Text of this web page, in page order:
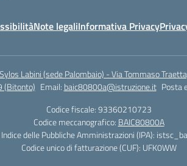
Note legaliInformativa Privacy
Labini (sede Palombaio) - Via Tommaso
(Bitonto) Email: baic80800a@istruzione.it Posta
Codice fiscale: 93360210723
Codice meccanografico: BAIC80800A
Indice delle Pubbliche Amministrazioni (IPA):
Codice unico di fatturazione (CUF): UFK0WW